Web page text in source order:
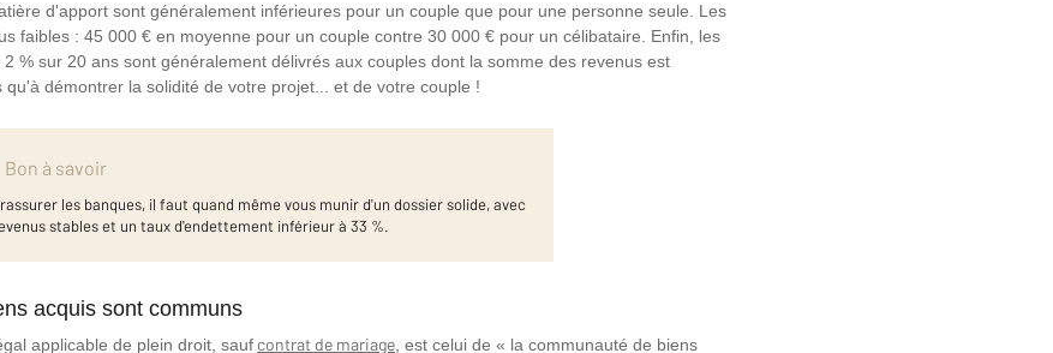
d'apport sont généralement inférieures pour un couple que pour une personne seule. Les
faibles : 45 000 € en moyenne pour un couple contre 30 000 € pour un célibataire. Enfin, les
% sur 20 ans sont généralement délivrés aux couples dont la somme des revenus est
démontrer la solidité de votre projet... et de votre couple !
Bon à savoir
les banques, il faut quand même vous munir d'un dossier solide, avec
stables et un taux d'endettement inférieur à 33 %.
acquis sont communs
applicable de plein droit, sauf contrat de mariage , est celui de « la communauté de biens